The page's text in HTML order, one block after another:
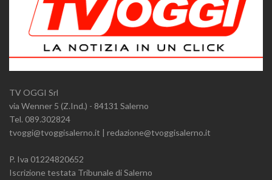
TV OGGI Srl
via Wenner 5 (Z.Ind.) - 84131 Salerno
Tel. 089.302824
tvoggi@tvoggisalerno.it | redazione@tvoggisalerno.it
P. Iva 01224820652
Iscrizione testata Tribunale di Salerno